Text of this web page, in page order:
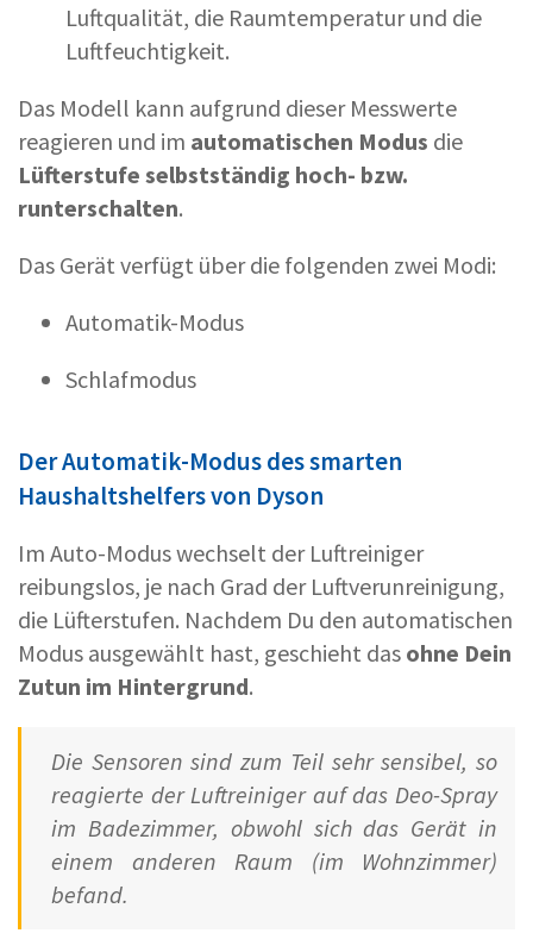
Luftqualität, die Raumtemperatur und die
Luftfeuchtigkeit.
Das Modell kann aufgrund dieser Messwerte
reagieren und im automatischen Modus die
Lüfterstufe selbstständig hoch- bzw.
runterschalten.
Das Gerät verfügt über die folgenden zwei Modi:
Automatik-Modus
Schlafmodus
Der Automatik-Modus des smarten
Haushaltshelfers von Dyson
Im Auto-Modus wechselt der Luftreiniger
reibungslos, je nach Grad der Luftverunreinigung,
die Lüfterstufen. Nachdem Du den automatischen
Modus ausgewählt hast, geschieht das ohne Dein
Zutun im Hintergrund.
Die Sensoren sind zum Teil sehr sensibel, so
reagierte der Luftreiniger auf das Deo-Spray
im Badezimmer, obwohl sich das Gerät in
einem anderen Raum (im Wohnzimmer)
befand.